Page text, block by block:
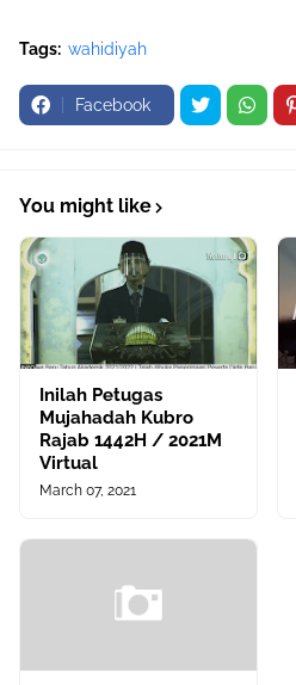
Tags: wahidiyah
Facebook
You might like
Inilah Petugas
Mujahadah Kubro
Rajab 1442H / 2021M
Virtual
March 07, 2021